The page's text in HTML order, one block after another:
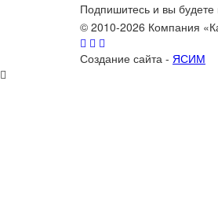
Подпишитесь и вы будете
© 2010-2026 Компания
Создание сайта - ЯСИМ